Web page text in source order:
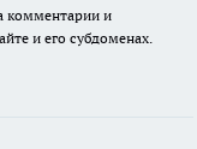
комментарии и
и его субдоменах.